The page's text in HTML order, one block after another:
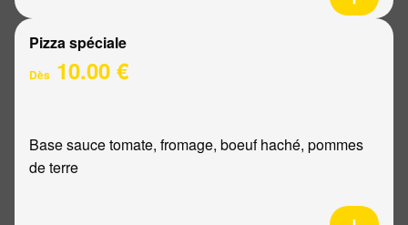
Pizza spéciale
Dès 10.00 €
Base sauce tomate, fromage, boeuf haché, pommes
de terre